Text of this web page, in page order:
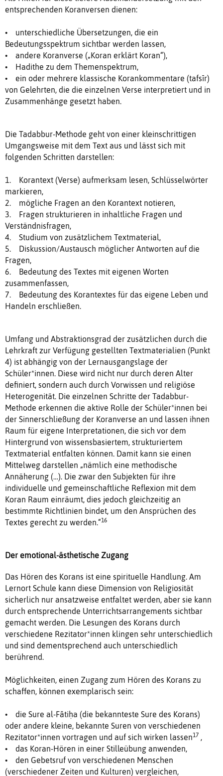
entsprechenden Koranversen dienen:
• unterschiedliche Übersetzungen, die ein
Bedeutungsspektrum sichtbar werden lassen,
• andere Koranverse („Koran erklärt Koran“),
• Hadithe zu dem Themenspektrum,
• ein oder mehrere klassische Korankommentare (tafsīr)
von Gelehrten, die die einzelnen Verse interpretiert und in
Zusammenhänge gesetzt haben.
Die Tadabbur-Methode geht von einer kleinschrittigen
Umgangsweise mit dem Text aus und lässt sich mit
folgenden Schritten darstellen:
1. Korantext (Verse) aufmerksam lesen, Schlüsselwörter
markieren,
2. mögliche Fragen an den Korantext notieren,
3. Fragen strukturieren in inhaltliche Fragen und
Verständnisfragen,
4. Studium von zusätzlichem Textmaterial,
5. Diskussion/Austausch möglicher Antworten auf die
Fragen,
6. Bedeutung des Textes mit eigenen Worten
zusammenfassen,
7. Bedeutung des Korantextes für das eigene Leben und
Handeln erschließen.
Umfang und Abstraktionsgrad der zusätzlichen durch die
Lehrkraft zur Verfügung gestellten Textmaterialien (Punkt
4) ist abhängig von der Lernausgangslage der
Schüler*innen. Diese wird nicht nur durch deren Alter
definiert, sondern auch durch Vorwissen und religiöse
Heterogenität. Die einzelnen Schritte der Tadabbur-
Methode erkennen die aktive Rolle der Schüler*innen bei
der Sinnerschließung der Koranverse an und lassen ihnen
Raum für eigene Interpretationen, die sich vor dem
Hintergrund von wissensbasiertem, strukturiertem
Textmaterial entfalten können. Damit kann sie einen
Mittelweg darstellen „nämlich eine methodische
Annäherung (…). Die zwar den Subjekten für ihre
individuelle und gemeinschaftliche Reflexion mit dem
Koran Raum einräumt, dies jedoch gleichzeitig an
bestimmte Richtlinien bindet, um den Ansprüchen des
Textes gerecht zu werden.“16
Der emotional-ästhetische Zugang
Das Hören des Korans ist eine spirituelle Handlung. Am
Lernort Schule kann diese Dimension von Religiosität
sicherlich nur ansatzweise entfaltet werden, aber sie kann
durch entsprechende Unterrichtsarrangements sichtbar
gemacht werden. Die Lesungen des Korans durch
verschiedene Rezitator*innen klingen sehr unterschiedlich
und sind dementsprechend auch unterschiedlich
berührend.
Möglichkeiten, einen Zugang zum Hören des Korans zu
schaffen, können exemplarisch sein:
• die Sure al-Fātiḥa (die bekannteste Sure des Korans)
oder andere kleine, bekannte Suren von verschiedenen
Rezitator*innen vortragen und auf sich wirken lassen17 ,
• das Koran-Hören in einer Stilleübung anwenden,
• den Gebetsruf von verschiedenen Menschen
(verschiedener Zeiten und Kulturen) vergleichen,